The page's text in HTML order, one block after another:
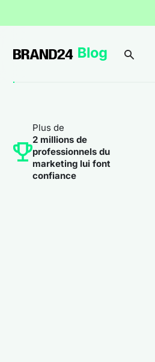
Plus de
2 millions de
professionnels du
marketing lui font
confiance